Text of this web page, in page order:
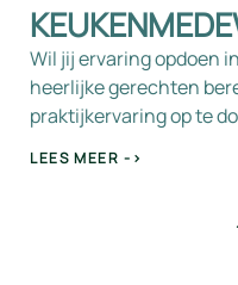
Wil jij ervaring opdoen
heerlijke gerechten
praktijkervaring op te
LEES MEER ->